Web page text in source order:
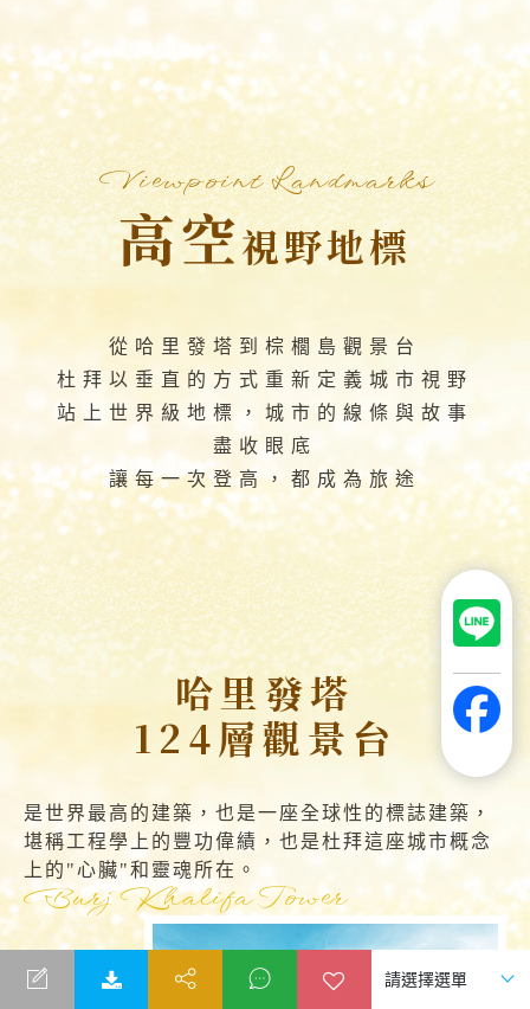
Viewpoint Landmarks
高空視野地標
從哈里發塔到棕櫚島觀景台
杜拜以垂直的方式重新定義城市視野
站上世界級地標，城市的線條與故事
盡收眼底
讓每一次登高，都成為旅途
哈里發塔
124層觀景台
是世界最高的建築，也是一座全球性的標誌建築，
堪稱工程學上的豐功偉績，也是杜拜這座城市概念
上的"心臟"和靈魂所在。
Burj Khalifa Tower